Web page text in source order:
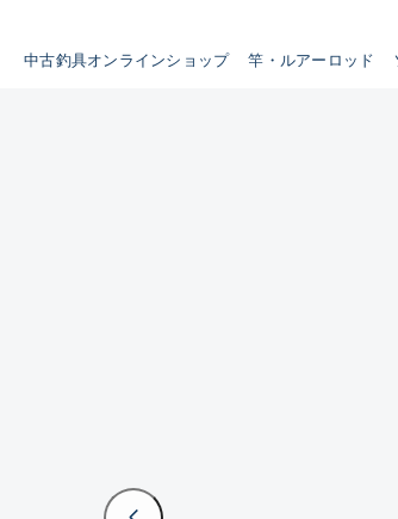
中古釣具オンラインショップ 竿・ルアーロッド